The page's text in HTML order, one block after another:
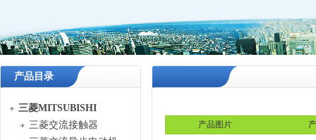
产品目录
三菱MITSUBISHI
三菱交流接触器
产品图片